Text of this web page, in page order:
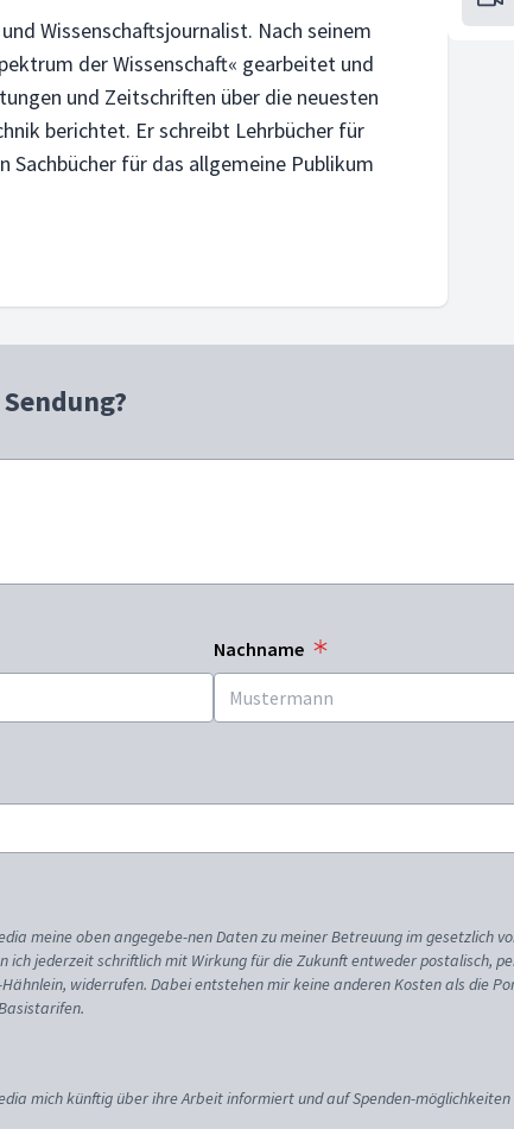
Wissenschaftsjournalist. Nach seinem
der Wissenschaft« gearbeitet und
und Zeitschriften über die neuesten
berichtet. Er schreibt Lehrbücher für
für das allgemeine Publikum
Nachname
meine oben angegebe-nen Daten zu meiner Betreuung im gesetzlich
jederzeit schriftlich mit Wirkung für die Zukunft entweder postalisch,
widerrufen. Dabei entstehen mir keine anderen Kosten als die
mich künftig über ihre Arbeit informiert und auf Spenden-